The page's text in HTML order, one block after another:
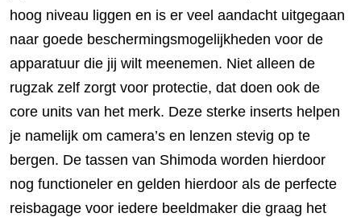
hoog niveau liggen en is er veel aandacht uitgegaan
naar goede beschermingsmogelijkheden voor de
apparatuur die jij wilt meenemen. Niet alleen de
rugzak zelf zorgt voor protectie, dat doen ook de
core units van het merk. Deze sterke inserts helpen
je namelijk om camera’s en lenzen stevig op te
bergen. De tassen van Shimoda worden hierdoor
nog functioneler en gelden hierdoor als de perfecte
reisbagage voor iedere beeldmaker die graag het